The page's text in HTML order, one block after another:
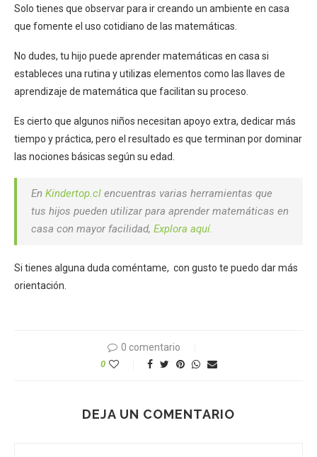
Solo tienes que observar para ir creando un ambiente en casa
que fomente el uso cotidiano de las matemáticas.
No dudes, tu hijo puede aprender matemáticas en casa si
estableces una rutina y utilizas elementos como las llaves de
aprendizaje de matemática que facilitan su proceso.
Es cierto que algunos niños necesitan apoyo extra, dedicar más
tiempo y práctica, pero el resultado es que terminan por dominar
las nociones básicas según su edad.
En Kindertop.cl encuentras varias herramientas que
tus hijos pueden utilizar para aprender matemáticas en
casa con mayor facilidad, Explora aquí.
Si tienes alguna duda coméntame, con gusto te puedo dar más
orientación.
0 comentario
0
DEJA UN COMENTARIO